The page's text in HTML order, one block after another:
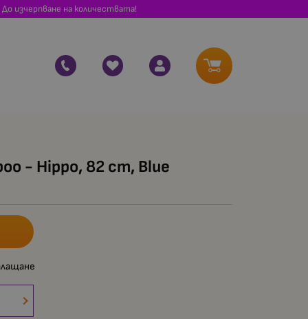
изчерпване на количествата!
- Hippo, 82 cm, Blue